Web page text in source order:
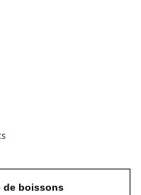
de boissons